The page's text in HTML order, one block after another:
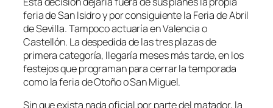
feria de San Isidro y por consiguiente la Feria de Abril
de Sevilla. Tampoco actuaría en Valencia o
Castellón. La despedida de las tres plazas de
primera categoría, llegaría meses más tarde, en los
festejos que programan para cerrar la temporada
como la feria de Otoño o San Miguel.
Sin que exista nada oficial por parte del matador, la